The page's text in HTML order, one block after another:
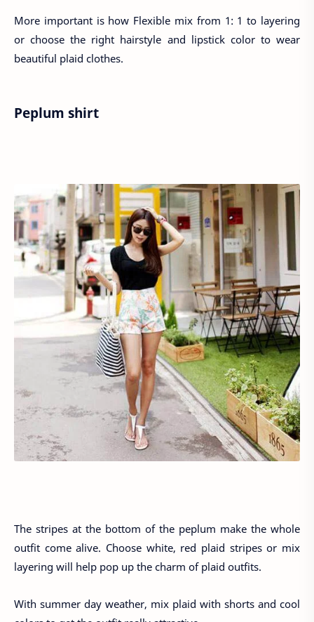
More important is how Flexible mix from 1: 1 to layering
or choose the right hairstyle and lipstick color to wear
beautiful plaid clothes.
Peplum shirt
The stripes at the bottom of the peplum make the whole
outfit come alive. Choose white, red plaid stripes or mix
layering will help pop up the charm of plaid outfits.
With summer day weather, mix plaid with shorts and cool